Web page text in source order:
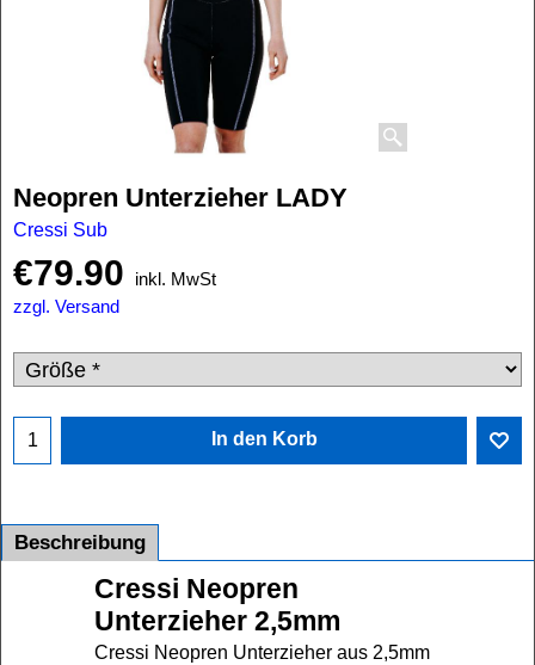
Neopren Unterzieher LADY
Cressi Sub
€79.90
inkl. MwSt
zzgl. Versand
In den Korb
Beschreibung
Cressi Neopren
Unterzieher 2,5mm
Cressi Neopren Unterzieher aus 2,5mm